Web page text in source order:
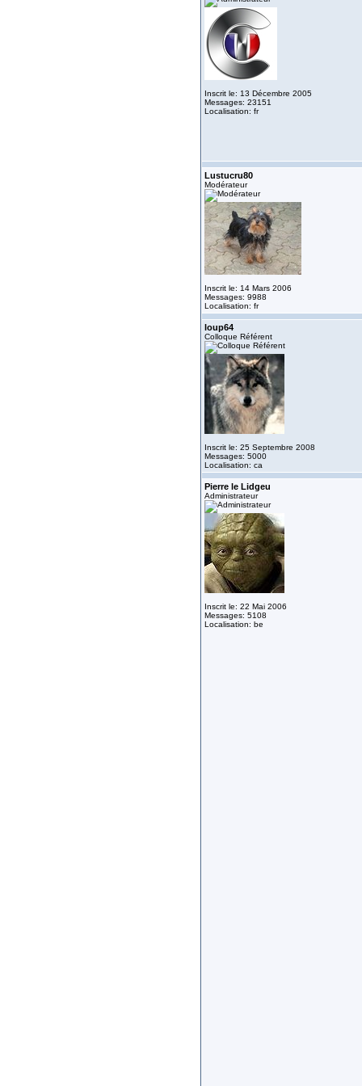
Inscrit le: 13 Décembre 2005
Messages: 23151
Localisation: fr
Lustucru80
Modérateur
Inscrit le: 14 Mars 2006
Messages: 9988
Localisation: fr
loup64
Colloque Référent
Inscrit le: 25 Septembre 2008
Messages: 5000
Localisation: ca
Pierre le Lidgeu
Administrateur
Inscrit le: 22 Mai 2006
Messages: 5108
Localisation: be